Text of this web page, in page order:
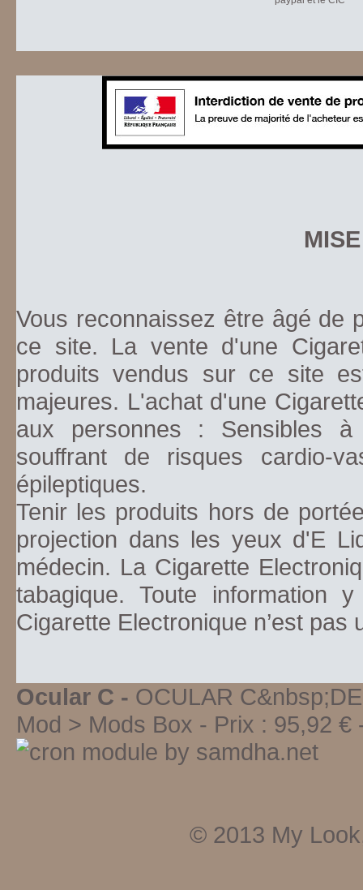
Vous reconnaissez être âgé de
ce site. La vente d'une
produits vendus sur ce site
majeures. L'achat d'une
aux personnes : Sensibles
souffrant de risques cardio-
épileptiques.
Tenir les produits hors de
projection dans les yeux d'E
médecin. La Cigarette
tabagique. Toute information
Cigarette Electronique n’est pas
Ocular C - OCULAR
Mod > Mods Box - Prix : 95,92 €
© 2013 My Look